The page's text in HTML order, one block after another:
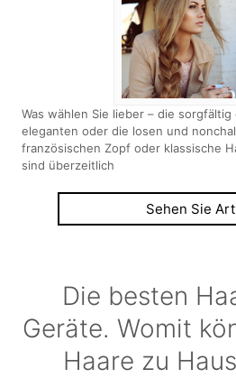
Was wählen Sie lieber – die
eleganten oder die losen und
französischen Zopf oder klassische
sind überzeitlich
Sehen Sie
Die besten
Geräte. Womit
Haare zu